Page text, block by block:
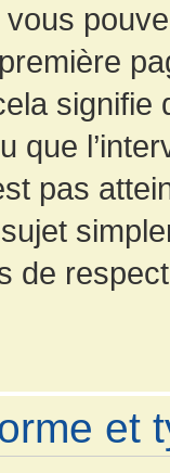
vous
signifie
que
pas
de
et